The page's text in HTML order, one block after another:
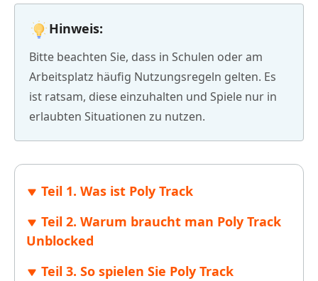
Hinweis:
Bitte beachten Sie, dass in Schulen oder am
Arbeitsplatz häufig Nutzungsregeln gelten. Es
ist ratsam, diese einzuhalten und Spiele nur in
erlaubten Situationen zu nutzen.
Teil 1. Was ist Poly Track
Teil 2. Warum braucht man Poly Track
Unblocked
Teil 3. So spielen Sie Poly Track